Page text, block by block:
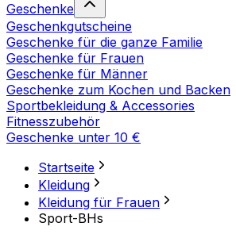
Geschenke
Geschenkgutscheine
Geschenke für die ganze Familie
Geschenke für Frauen
Geschenke für Männer
Geschenke zum Kochen und Backen
Sportbekleidung & Accessories
Fitnesszubehör
Geschenke unter 10 €
Startseite
Kleidung
Kleidung für Frauen
Sport-BHs